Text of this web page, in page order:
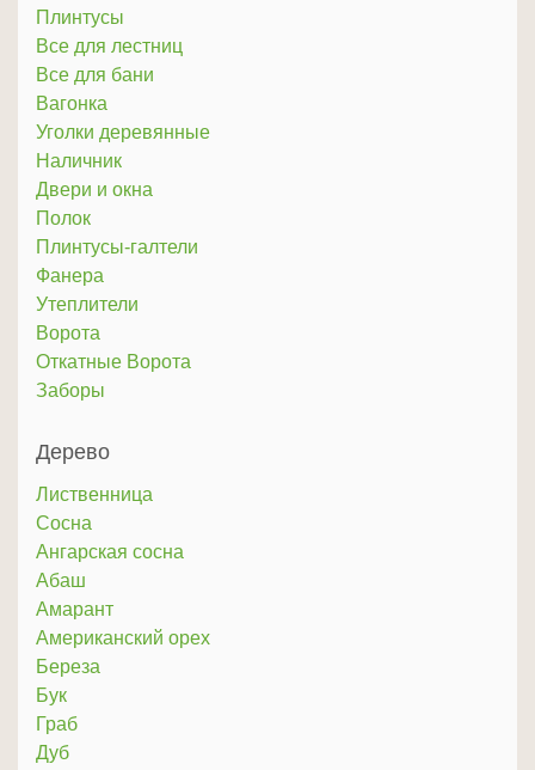
Плинтусы
Все для лестниц
Все для бани
Вагонка
Уголки деревянные
Наличник
Двери и окна
Полок
Плинтусы-галтели
Фанера
Утеплители
Ворота
Откатные Ворота
Заборы
Дерево
Лиственница
Сосна
Ангарская сосна
Абаш
Амарант
Американский орех
Береза
Бук
Граб
Дуб